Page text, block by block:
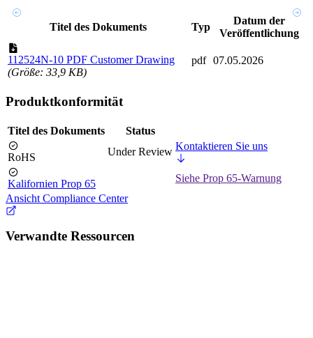
Titel des Dokuments Typ
Datum der
Veröffentlichung
112524N-10 PDF Customer Drawing
(Größe: 33,9 KB)
pdf 07.05.2026
Produktkonformität
Titel des Dokuments Status
RoHS Under Review Kontaktieren Sie uns
Kalifornien Prop 65
Siehe Prop 65-Warnung
Ansicht Compliance Center
Verwandte Ressourcen